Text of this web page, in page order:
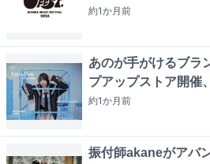
約1か月前
あのが手がけるブラ
プアップストア開催
約1か月前
振付師akaneがアバ